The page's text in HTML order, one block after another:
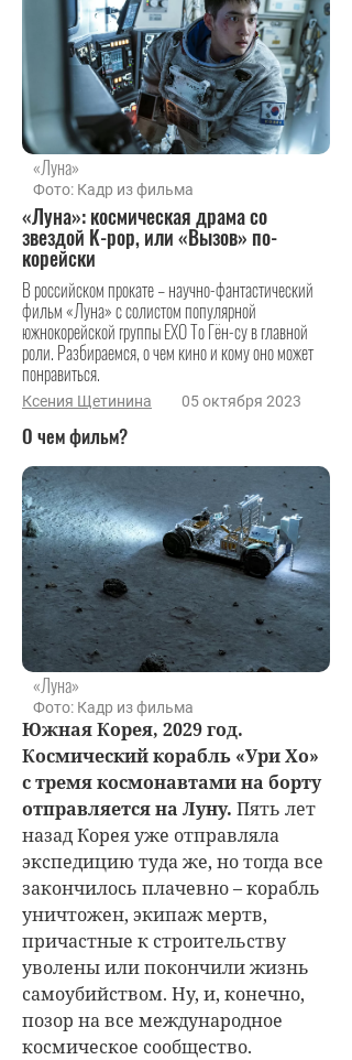
«Луна»
Фото: Кадр из фильма
«Луна»: космическая драма со
звездой K-pop, или «Вызов» по-
корейски
В российском прокате – научно-фантастический
фильм «Луна» с солистом популярной
южнокорейской группы EXO То Гён-су в главной
роли. Разбираемся, о чем кино и кому оно может
понравиться.
Ксения Щетинина 05 октября 2023
О чем фильм?
«Луна»
Фото: Кадр из фильма
Южная Корея, 2029 год.
Космический корабль «Ури Хо»
с тремя космонавтами на борту
отправляется на Луну. Пять лет
назад Корея уже отправляла
экспедицию туда же, но тогда все
закончилось плачевно – корабль
уничтожен, экипаж мертв,
причастные к строительству
уволены или покончили жизнь
самоубийством. Ну, и, конечно,
позор на все международное
космическое сообщество.